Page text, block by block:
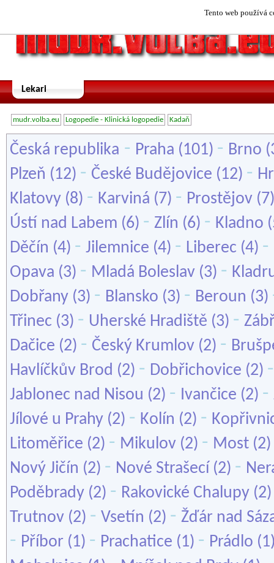
Tento web používá
Lekari
mudr.volba.eu Logopedie - Klinická logopedie Kadaň
Česká republika - Praha (101) - Brno
Plzeň (12) - České Budějovice (12) -
Klatovy (8) - Karviná (7) - Prostějov
Ústí nad Labem (6) - Zlín (6) - Kladno
Děčín (4) - Jilemnice (4) - Liberec (4) -
Opava (3) - Mladá Boleslav (3) -
Dobřany (3) - Blansko (3) - Beroun (3)
Třinec (3) - Uherské Hradiště (3) -
Dačice (2) - Český Krumlov (2) -
Havlíčkův Brod (2) - Dobřichovice (2)
Jablonec nad Nisou (2) - Ivančice (2) -
Jílové u Prahy (2) - Kolín (2) -
Litoměřice (2) - Mikulov (2) - Most (2)
Nový Jičín (2) - Nové Strašecí (2) -
Poděbrady (2) - Rakovické Chalupy
Trutnov (2) - Vsetín (2) - Žďár nad
- Příbor (1) - Prachatice (1) - Prádlo